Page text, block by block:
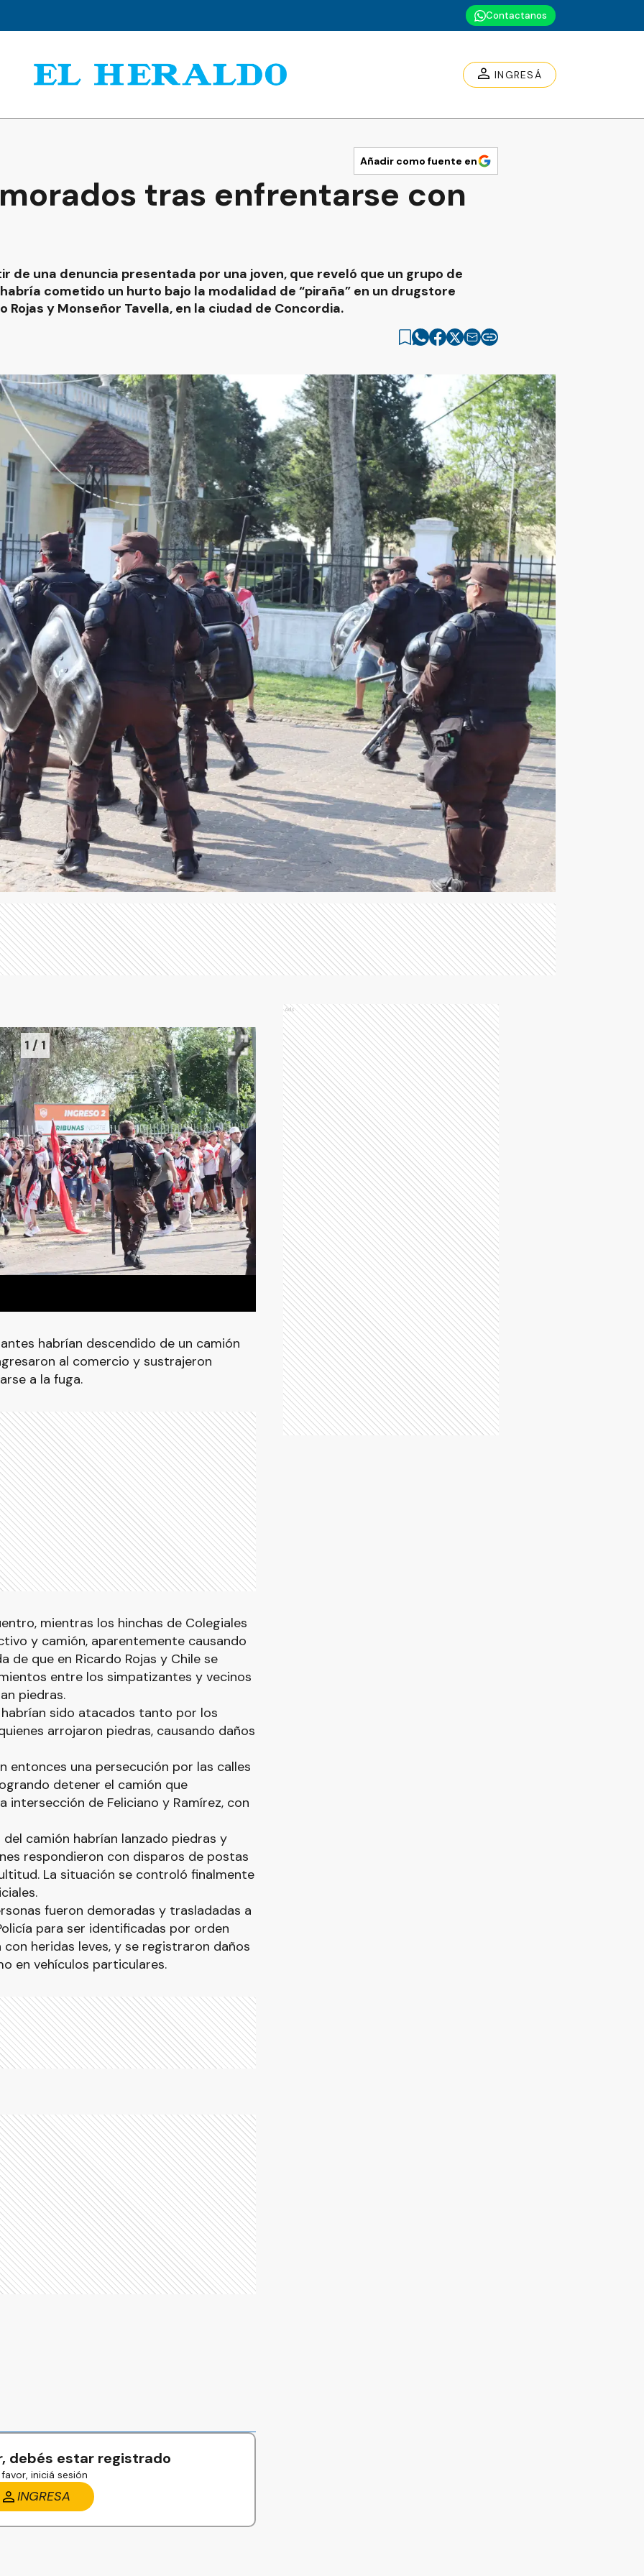
Contactanos
INGRESÁ
Añadir como fuente en
tras enfrentarse con
de una denuncia presentada por una joven, que reveló que un grupo de
cometido un hurto bajo la modalidad de “piraña” en un drugstore
Rojas y Monseñor Tavella, en la ciudad de Concordia.
1 /1
habrían descendido de un camión
al comercio y sustrajeron
a la fuga.
mientras los hinchas de Colegiales
y camión, aparentemente causando
de que en Ricardo Rojas y Chile se
entre los simpatizantes y vecinos
piedras.
sido atacados tanto por los
arrojaron piedras, causando daños
entonces una persecución por las calles
detener el camión que
intersección de Feliciano y Ramírez, con
camión habrían lanzado piedras y
respondieron con disparos de postas
La situación se controló finalmente
fueron demoradas y trasladadas a
para ser identificadas por orden
heridas leves, y se registraron daños
en vehículos particulares.
debés estar registrado
iniciá sesión
INGRESA
Ads